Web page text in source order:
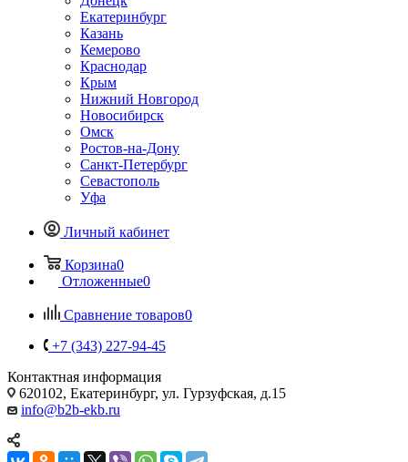
Екатеринбург
Казань
Кемерово
Краснодар
Крым
Нижний Новгород
Новосибирск
Омск
Ростов-на-Дону
Санкт-Петербург
Севастополь
Уфа
Личный кабинет
Корзина0
Отложенные0
Сравнение товаров0
+7 (343) 227-94-45
Контактная информация
620102, Екатеринбург, ул. Гурзуфская, д.15
info@b2b-ekb.ru